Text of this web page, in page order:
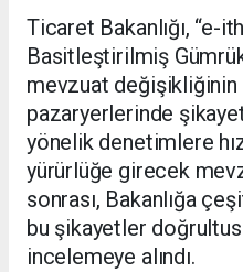
Ticaret Bakanlığı, “e-
Basitleştirilmiş
mevzuat değişikliğinin
pazaryerlerinde
yönelik denetimlere
yürürlüğe girecek
sonrası, Bakanlığa
bu şikayetler
incelemeye alındı.